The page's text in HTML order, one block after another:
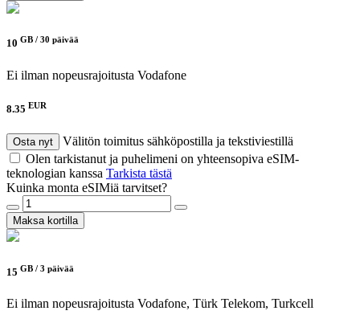
10 GB / 30 päivää
Ei ilman nopeusrajoitusta Vodafone
8.35 EUR
Osta nyt
Välitön toimitus sähköpostilla ja tekstiviestillä
Olen tarkistanut ja puhelimeni on yhteensopiva eSIM-
teknologian kanssa Tarkista tästä
Kuinka monta eSIMiä tarvitset?
Maksa kortilla
15 GB / 3 päivää
Ei ilman nopeusrajoitusta Vodafone, Türk Telekom, Turkcell